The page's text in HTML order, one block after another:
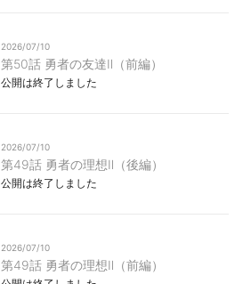
2026/07/10
第50話 勇者の友達Ⅱ（前編）
公開は終了しました
2026/07/10
第49話 勇者の理想Ⅱ（後編）
公開は終了しました
2026/07/10
第49話 勇者の理想Ⅱ（前編）